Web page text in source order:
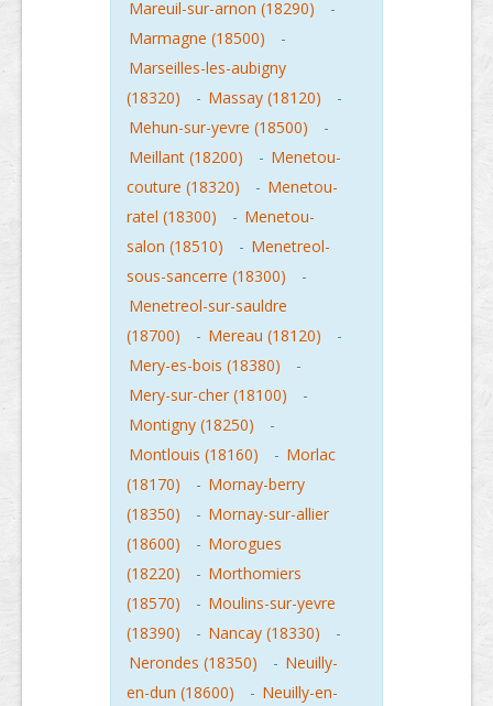
Mareuil-sur-arnon (18290)
-
Marmagne (18500)
-
Marseilles-les-aubigny
(18320)
- Massay (18120)
-
Mehun-sur-yevre (18500)
-
Meillant (18200)
- Menetou-
couture (18320)
- Menetou-
ratel (18300)
- Menetou-
salon (18510)
- Menetreol-
sous-sancerre (18300)
-
Menetreol-sur-sauldre
(18700)
- Mereau (18120)
-
Mery-es-bois (18380)
-
Mery-sur-cher (18100)
-
Montigny (18250)
-
Montlouis (18160)
- Morlac
(18170)
- Mornay-berry
(18350)
- Mornay-sur-allier
(18600)
- Morogues
(18220)
- Morthomiers
(18570)
- Moulins-sur-yevre
(18390)
- Nancay (18330)
-
Nerondes (18350)
- Neuilly-
en-dun (18600)
- Neuilly-en-